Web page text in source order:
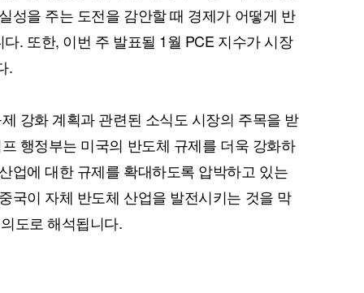
성을 주는 도전을 감안할 때 경제가 어떻게 반
. 또한, 이번 주 발표될 1월 PCE 지수가 시장
.
강화 계획과 관련된 소식도 시장의 주목을 받
행정부는 미국의 반도체 규제를 더욱 강화하
업에 대한 규제를 확대하도록 압박하고 있는
국이 자체 반도체 산업을 발전시키는 것을 막
도로 해석됩니다.